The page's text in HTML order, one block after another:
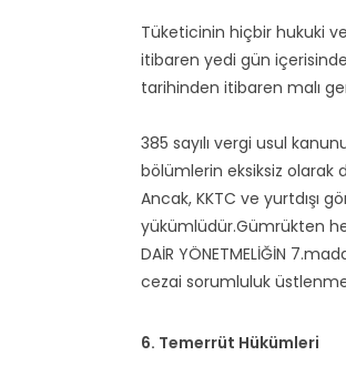
Tüketicinin hiçbir hukuki
itibaren yedi gün
tarihinden itibaren malı
385 sayılı vergi usul
bölümlerin eksiksiz olarak
Ancak, KKTC ve yurtdışı
yükümlüdür.Gümrükten
DAİR YÖNETMELİĞİN
cezai sorumluluk
6. Temerrüt Hükümleri